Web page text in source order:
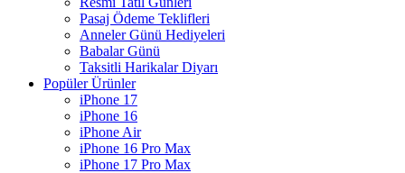
Pasaj Ödeme Teklifleri
Anneler Günü Hediyeleri
Babalar Günü
Taksitli Harikalar Diyarı
Popüler Ürünler
iPhone 17
iPhone 16
iPhone Air
iPhone 16 Pro Max
iPhone 17 Pro Max